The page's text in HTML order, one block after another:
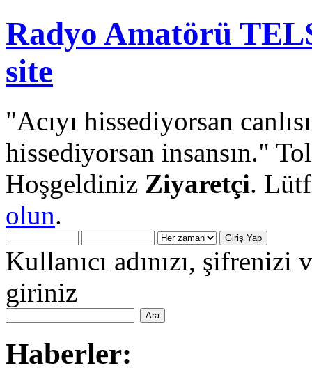
Radyo Amatörü
site
"Acıyı hissediyorsan
hissediyorsan insansın."
Hoşgeldiniz Ziyaretçi.
olun.
Kullanıcı adınızı,
giriniz
Haberler: